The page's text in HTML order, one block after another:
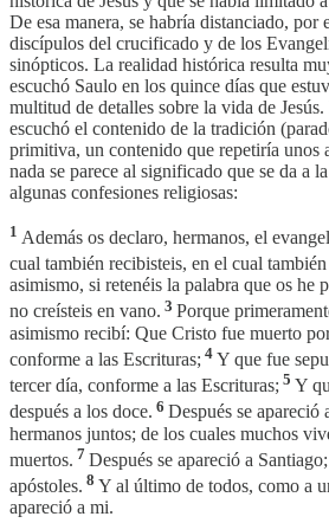
De esa manera, se habría distanciado, por
discípulos del crucificado y de los
sinópticos. La realidad histórica resulta
escuchó Saulo en los quince días que
multitud de detalles sobre la vida de
escuchó el contenido de la tradición
primitiva, un contenido que repetiría unos
nada se parece al significado que se da a
algunas confesiones religiosas:
1 Además os declaro, hermanos, el
cual también recibisteis, en el cual también
asimismo, si retenéis la palabra que os he
no creísteis en vano. 3 Porque
asimismo recibí: Que Cristo fue muerto
conforme a las Escrituras; 4 Y que fue
tercer día, conforme a las Escrituras; 5 Y
después a los doce. 6 Después se apareció
hermanos juntos; de los cuales muchos
muertos. 7 Después se apareció a
apóstoles. 8 Y al último de todos, como a
apareció a mi.